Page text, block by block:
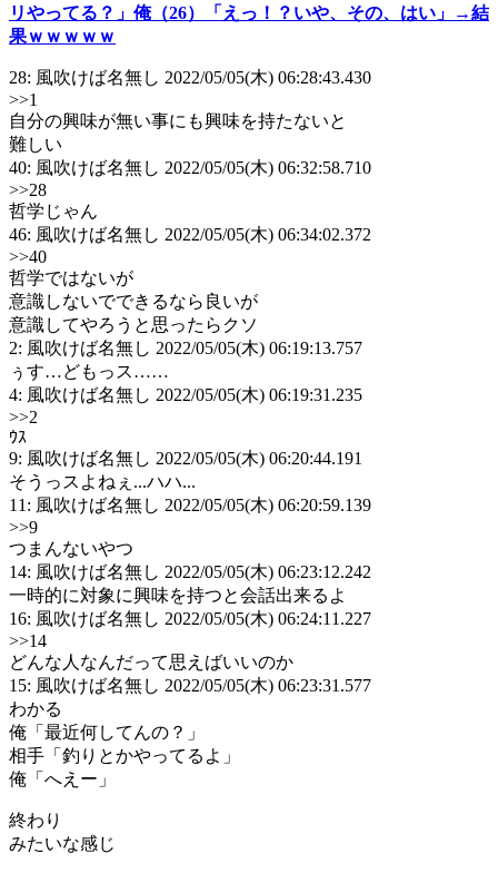
リやってる？」俺（26）「えっ！？いや、その、はい」→結
果ｗｗｗｗｗ
28: 風吹けば名無し 2022/05/05(木) 06:28:43.430
>>1
自分の興味が無い事にも興味を持たないと
難しい
40: 風吹けば名無し 2022/05/05(木) 06:32:58.710
>>28
哲学じゃん
46: 風吹けば名無し 2022/05/05(木) 06:34:02.372
>>40
哲学ではないが
意識しないでできるなら良いが
意識してやろうと思ったらクソ
2: 風吹けば名無し 2022/05/05(木) 06:19:13.757
ぅす…どもっス……
4: 風吹けば名無し 2022/05/05(木) 06:19:31.235
>>2
ｳｽ
9: 風吹けば名無し 2022/05/05(木) 06:20:44.191
そうっスよねぇ...ハハ...
11: 風吹けば名無し 2022/05/05(木) 06:20:59.139
>>9
つまんないやつ
14: 風吹けば名無し 2022/05/05(木) 06:23:12.242
一時的に対象に興味を持つと会話出来るよ
16: 風吹けば名無し 2022/05/05(木) 06:24:11.227
>>14
どんな人なんだって思えばいいのか
15: 風吹けば名無し 2022/05/05(木) 06:23:31.577
わかる
俺「最近何してんの？」
相手「釣りとかやってるよ」
俺「へえー」
終わり
みたいな感じ